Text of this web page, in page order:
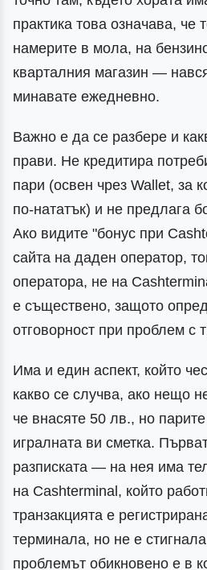
практика това означава, че
намерите в мола, на
кварталния магазин —
минавате ежедневно.
Важно е да се разбере и
прави. Не кредитира
пари (освен чрез Wallet, за
по-нататък) и не предлага
Ако видите "бонус при
сайта на даден оператор,
оператора, не на
е съществено, защото
отговорност при проблем с
Има и един аспект, който
какво се случва, ако нещо
че внасяте 50 лв., но
игралната ви сметка.
разписката — на нея има
на Cashterminal, който
транзакцията е
терминала, но не е
проблемът обикновено е в